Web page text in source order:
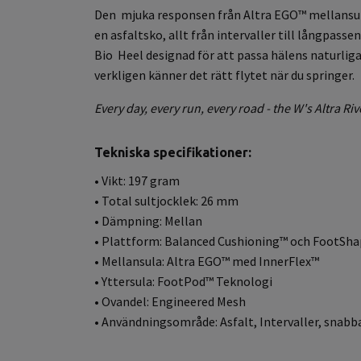
Den mjuka responsen från Altra EGO™
en asfaltsko, allt från intervaller till
Bio Heel designad för att passa hälens
verkligen känner det rätt flytet när du springer.
Every day, every run, every road - the W's Altra
Tekniska specifikationer:
• Vikt: 197 gram
• Total sultjocklek: 26 mm
• Dämpning: Mellan
• Plattform: Balanced Cushioning™ och
• Mellansula: Altra EGO™ med InnerFlex™
• Yttersula: FootPod™ Teknologi
• Ovandel: Engineered Mesh
• Användningsområde: Asfalt, Intervaller,